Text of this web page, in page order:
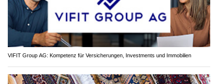
VIFIT Group AG: Kompetenz für Versicherungen, Investments und Immobilien